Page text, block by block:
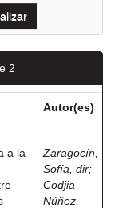
2
Autor(es)
a la
Zaragocín,
Sofía, dir;
Codjia
Núñez,